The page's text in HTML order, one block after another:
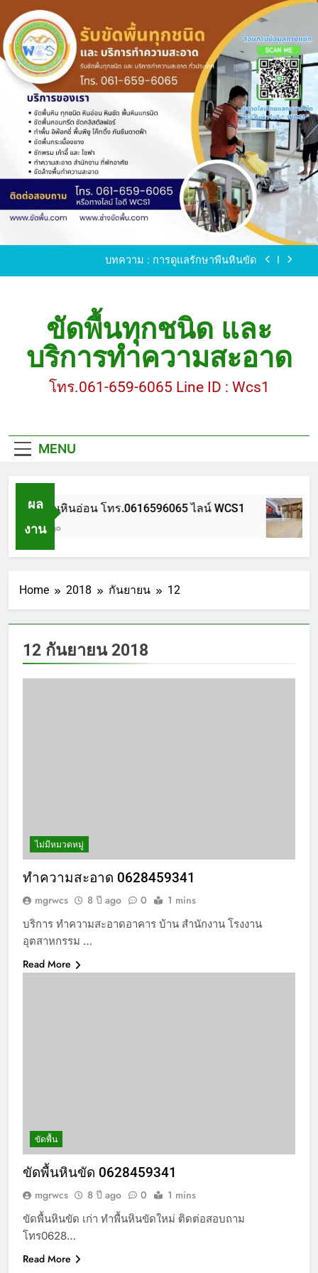
to
content
ขัดพื้นหินขัด อบต.แหลมบัวนครปฐม
ขัดพื้นหินอ่อน โทร.0616596065 ไลน์ WCS1
บทความ : การดูแลรักษาพื้นหินขัด
ขัดพื้นหินขัด อบต.แหลมบัวนครปฐม
ขัดพื้นหินอ่อน โทร.0616596065 ไลน์ WCS1
บทความ : การดูแลรักษาพื้นหินขัด
ขัดพื้นทุกชนิด และ
บริการทำความสะอาด
โทร.061-659-6065 Line ID : Wcs1
MENU
ผล
งาน
ขัดพื้นหินอ่อน โทร.0616596065 ไลน์ WCS1
1 ปี Ago
Home 2018 กันยายน 12
12 กันยายน 2018
ไม่มีหมวดหมู่
ทำความสะอาด 0628459341
mgrwcs 8 ปี ago 0 1 mins
บริการ ทำความสะอาดอาคาร บ้าน สำนักงาน โรงงาน
อุตสาหกรรม …
Read More
ขัดพื้น
ขัดพื้นหินขัด 0628459341
mgrwcs 8 ปี ago 0 1 mins
ขัดพื้นหินขัด เก่า ทำพื้นหินขัดใหม่ ติดต่อสอบถาม
โทร0628…
Read More